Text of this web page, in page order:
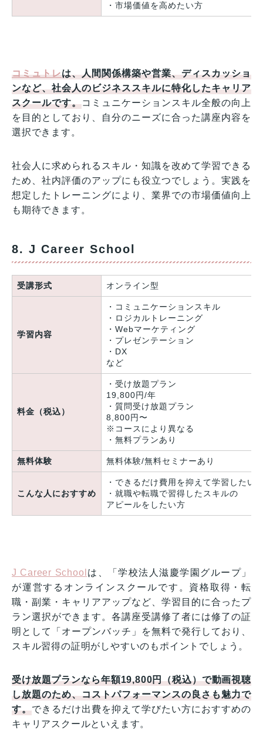
・市場価値を高めたい方
コミュトレは、人間関係構築や営業、ディスカッショ
ンなど、社会人のビジネススキルに特化したキャリア
スクールです。コミュニケーションスキル全般の向上
を目的としており、自分のニーズに合った講座内容を
選択できます。
社会人に求められるスキル・知識を改めて学習できる
ため、社内評価のアップにも役立つでしょう。実践を
想定したトレーニングにより、業界での市場価値向上
も期待できます。
8. J Career School
受講形式 オンライン型
学習内容
・コミュニケーションスキル
・ロジカルトレーニング
・Webマーケティング
・プレゼンテーション
・DX
など
料金（税込）
・受け放題プラン
19,800円/年
・質問受け放題プラン
8,800円〜
※コースにより異なる
・無料プランあり
無料体験 無料体験/無料セミナーあり
こんな人におすすめ
・できるだけ費用を抑えて学習したい
・就職や転職で習得したスキルの
アピールをしたい方
J Career School は、「学校法人滋慶学園グループ」
が運営するオンラインスクールです。資格取得・転
職・副業・キャリアアップなど、学習目的に合ったプ
ラン選択ができます。各講座受講修了者には修了の証
明として「オープンバッチ」を無料で発行しており、
スキル習得の証明がしやすいのもポイントでしょう。
受け放題プランなら年額19,800円（税込）で動画視聴
し放題のため、コストパフォーマンスの良さも魅力で
す。できるだけ出費を抑えて学びたい方におすすめの
キャリアスクールといえます。